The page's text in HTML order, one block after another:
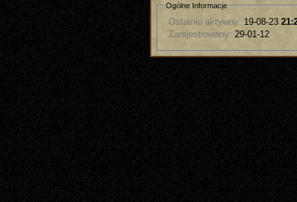
Ogólne Informacje
Ostatnio aktywny: 19-08-23
Zarejestrowany: 29-01-12